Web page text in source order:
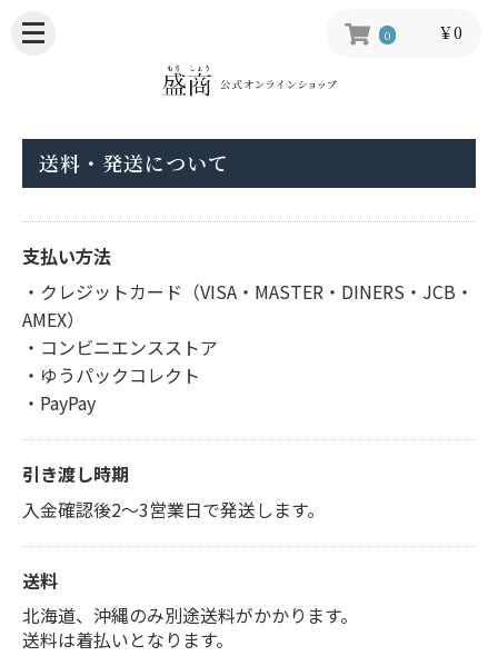
0 ￥0
送料・発送について
支払い方法
・クレジットカード（VISA・MASTER・DINERS・JCB・
AMEX）
・コンビニエンスストア
・ゆうパックコレクト
・PayPay
引き渡し時期
入金確認後2～3営業日で発送します。
送料
北海道、沖縄のみ別途送料がかかります。
送料は着払いとなります。